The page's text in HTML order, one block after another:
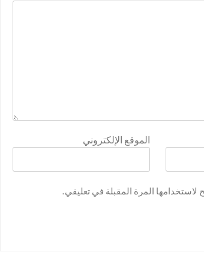
الموقع الإلكتروني
المرة المقبلة في تعليقي.